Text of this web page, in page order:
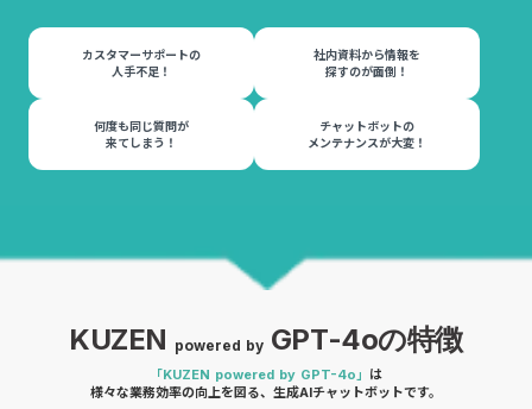
カスタマーサポートの
人手不足！
社内資料から情報を
探すのが面倒！
何度も同じ質問が
来てしまう！
チャットボットの
メンテナンスが大変！
KUZEN powered by GPT-4oの特徴
「KUZEN powered by GPT-4o⁩」 は
様々な業務効率の向上を図る、生成AIチャットボットです。